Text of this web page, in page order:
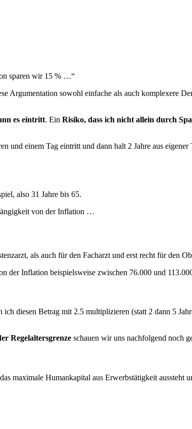
sparen wir 15 % …“
Argumentation sowohl einfache als auch komplexere
es eintritt. EinRisiko, dass ich nicht allein durch
und einem Tag eintritt und dann halt 2 Jahre aus
also 31 Jahre bis 65.
von der Inflation …
als auch für den Facharzt und erst recht für den
der Inflation beispielsweise zwischen 76.000 und
diesen Betrag mit 2.5 multiplizieren (statt 2 dann 5
Regelaltersgrenze schauen wir uns nachfolgend noch
maximale Humankapital aus Erwerbstätigkeit aussteht